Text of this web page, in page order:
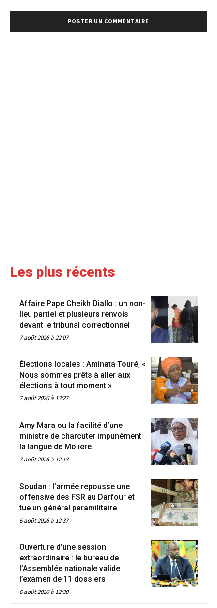
Les plus récents
Affaire Pape Cheikh Diallo : un non-
lieu partiel et plusieurs renvois
devant le tribunal correctionnel
7 août 2026 à 22:07
Élections locales : Aminata Touré, «
Nous sommes prêts à aller aux
élections à tout moment »
7 août 2026 à 13:27
Amy Mara ou la facilité d’une
ministre de charcuter impunément
la langue de Molière
7 août 2026 à 12:18
Soudan : l’armée repousse une
offensive des FSR au Darfour et
tue un général paramilitaire
6 août 2026 à 12:37
Ouverture d’une session
extraordinaire : le bureau de
l’Assemblée nationale valide
l’examen de 11 dossiers
6 août 2026 à 12:30